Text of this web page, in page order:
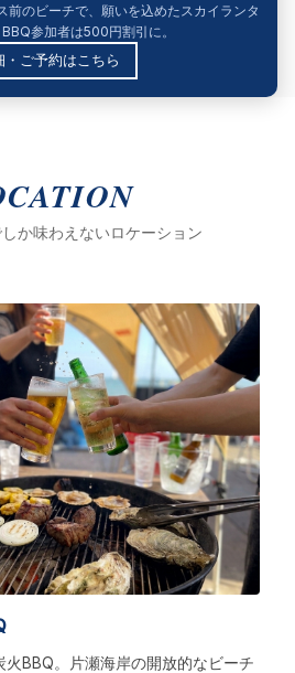
前のビーチで、願いを込めたスカイランタ
参加者は500円割引に。
・ご予約はこちら
か味わえないロケーション
BBQ。片瀬海岸の開放的なビーチ